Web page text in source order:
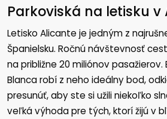
Parkoviská na letisku v
Letisko Alicante je jedným z
Španielsku. Ročnú návštevnosť
na približne 20 miliónov
Blanca robí z neho ideálny bod,
presunúť, aby ste si užili niekoľko
veľká výhoda pre tých, ktorí žijú v